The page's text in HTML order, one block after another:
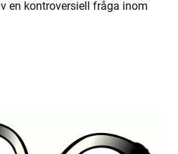
en kontroversiell fråga inom